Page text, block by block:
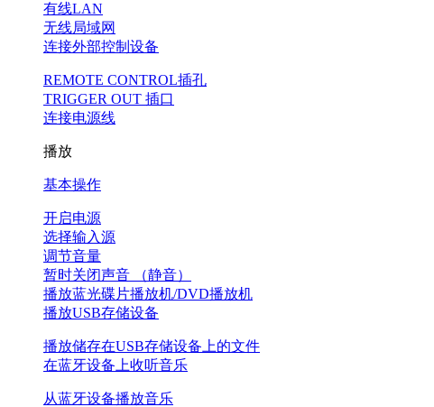
有线LAN
无线局域网
连接外部控制设备
REMOTE CONTROL插孔
TRIGGER OUT 插口
连接电源线
播放
基本操作
开启电源
选择输入源
调节音量
暂时关闭声音 （静音）
播放蓝光碟片播放机/DVD播放机
播放USB存储设备
播放储存在USB存储设备上的文件
在蓝牙设备上收听音乐
从蓝牙设备播放音乐